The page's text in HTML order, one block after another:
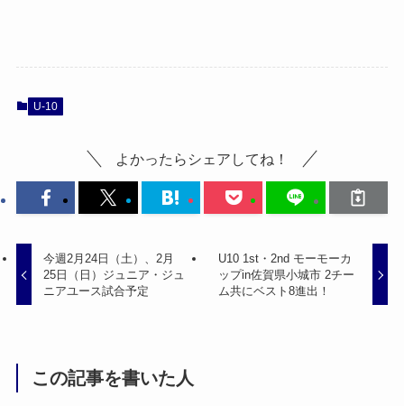
U-10
よかったらシェアしてね！
今週2月24日（土）、2月
25日（日）ジュニア・ジュ
ニアユース試合予定
U10 1st・2nd モーモーカ
ップin佐賀県小城市 2チー
ム共にベスト8進出！
この記事を書いた人